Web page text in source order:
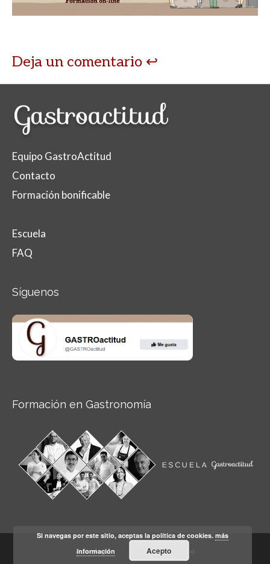
Deja un comentario
Equipo GastroActitud
Contacto
Formación bonificable
Escuela
FAQ
Síguenos
Formación en Gastronomía
Aviso legal Condiciones de Uso
Si navegas por este sitio, aceptas la política de cookies.más
información
Acepto